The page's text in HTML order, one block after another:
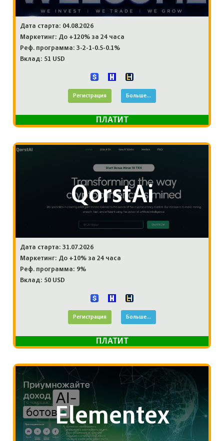
Дата старта: 04.08.2026
Маркетинг: До +120% за 24 часа
Реф. программа: 3-2-1-0.5-0.1%
Вклад: 51 USD
Регистрация Больше...
ПЛАТИТ
QorstAi
Дата старта: 31.07.2026
Маркетинг: До +10% за 24 часа
Реф. программа: 9%
Вклад: 50 USD
Регистрация Больше...
ПЛАТИТ
Elementex